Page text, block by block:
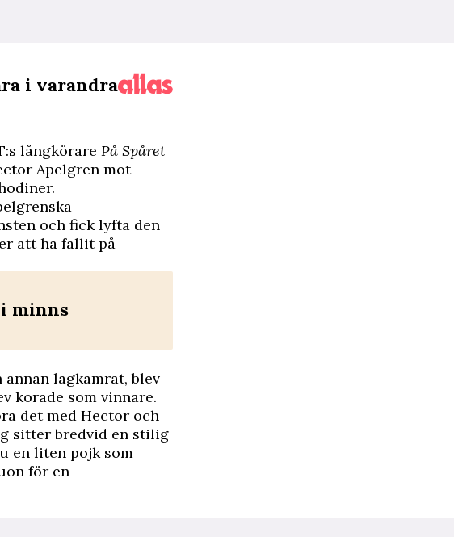
i varandra
långkörare På Spåret
Apelgren mot
och fick lyfta den
att ha fallit på
minns
lagkamrat, blev
korade som vinnare.
det med Hector och
sitter bredvid en stilig
en liten pojk som
för en